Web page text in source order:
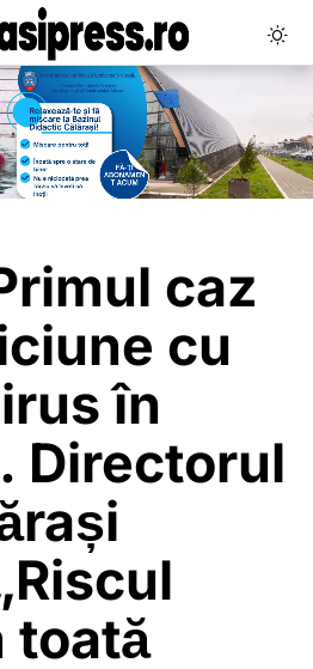
caz
cu
în
Directorul
toată